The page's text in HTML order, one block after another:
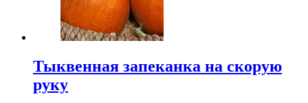
Тыквенная запеканка на скорую
руку